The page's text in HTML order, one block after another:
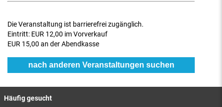
Die Veranstaltung ist barrierefrei zugänglich.
Eintritt: EUR 12,00 im Vorverkauf
EUR 15,00 an der Abendkasse
nach anderen Veranstaltungen suchen
Häufig gesucht